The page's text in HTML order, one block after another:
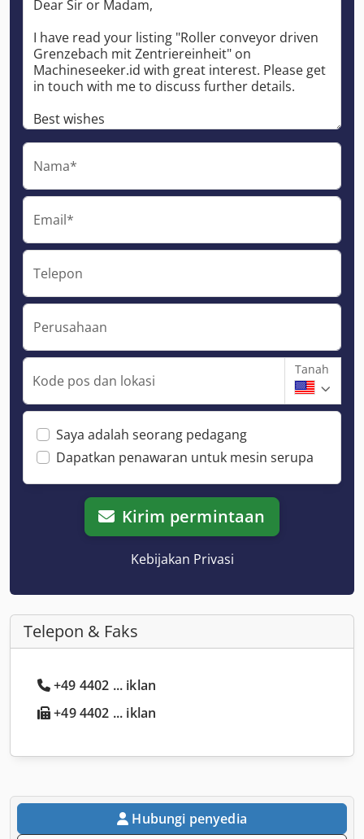
Nama*
Email*
Telepon
Perusahaan
Kode pos dan lokasi
Tanah
Saya adalah seorang pedagang
Dapatkan penawaran untuk mesin serupa
Kirim permintaan
Kebijakan Privasi
Telepon & Faks
+49 4402 ... iklan
+49 4402 ... iklan
Hubungi penyedia